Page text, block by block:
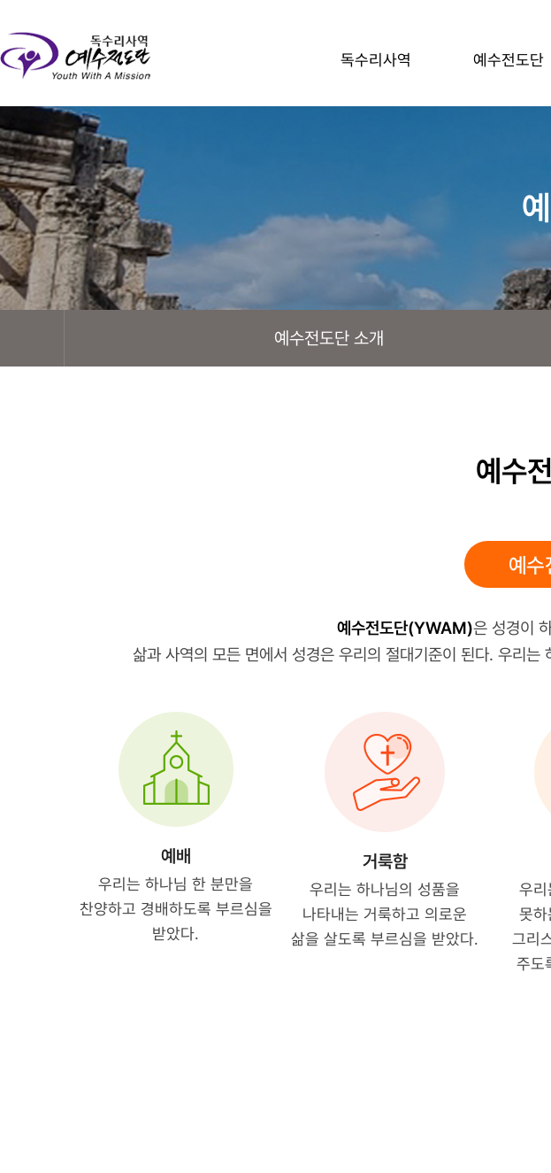
독수리사역 예수전도단
예수전도단 소개
예수
예
예수전도단(YWAM)은 성경이
삶과 사역의 모든 면에서 성경은 우리의 절대기준이 된다. 우리
예배
우리는 하나님 한 분만을
찬양하고 경배하도록 부르심을
받았다.
거룩함
우리는 하나님의 성품을
나타내는 거룩하고 의로운
삶을 살도록 부르심을 받았다.
우리
못
그리
주도